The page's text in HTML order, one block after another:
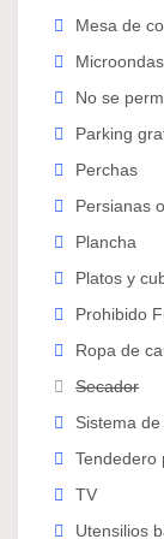
Mesa de
Microondas
No se
Parking
Perchas
Persianas
Plancha
Platos y
Prohibido
Ropa de
Secador
Sistema
Tendedero
TV
Utensilios